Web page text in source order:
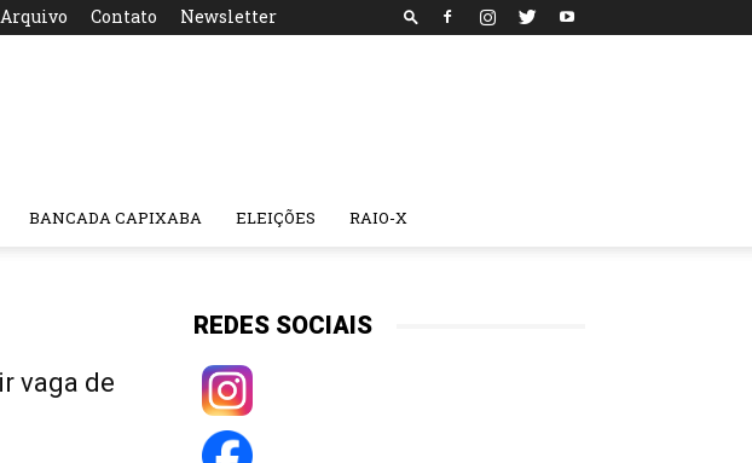
Arquivo Contato Newsletter
BANCADA CAPIXABA ELEIÇÕES RAIO-X
vaga de
REDES SOCIAIS